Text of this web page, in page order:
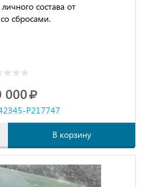
состава от
сбросами.
000
P217747
В корзину